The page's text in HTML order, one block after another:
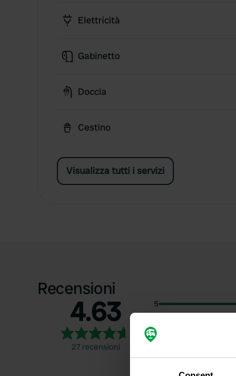
Elettricità
Gabinetto
Doccia
Cestino
Visualizza tutti i servizi
Recensioni
4.63
27 recensioni
5
3